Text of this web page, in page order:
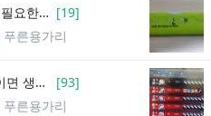
친구들이랑 5인큐 할때 꼭 필요한 껌 [19]
푸른용가리
일겜에서 나 빼고 다 꼴픽이면 생기는일 [93]
푸른용가리